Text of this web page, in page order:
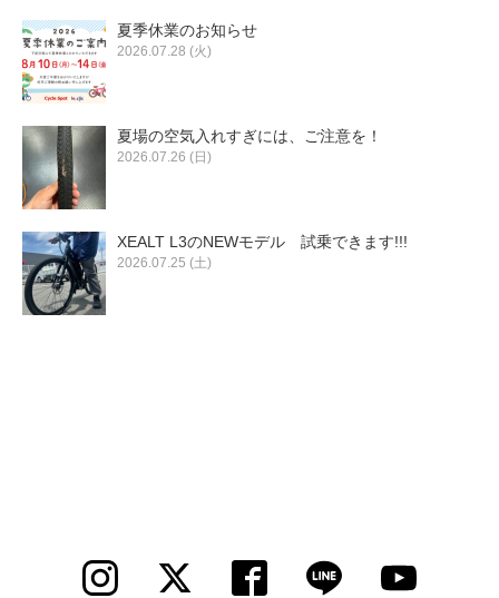
Norwayシリーズ
eVita
コンテンツ
店舗ブログ
イベント
夏季休業のお知らせ
2026.07.28 (火)
夏場の空気入れすぎには、ご注意を！
2026.07.26 (日)
XEALT L3のNEWモデル 試乗できます!!!
2026.07.25 (土)